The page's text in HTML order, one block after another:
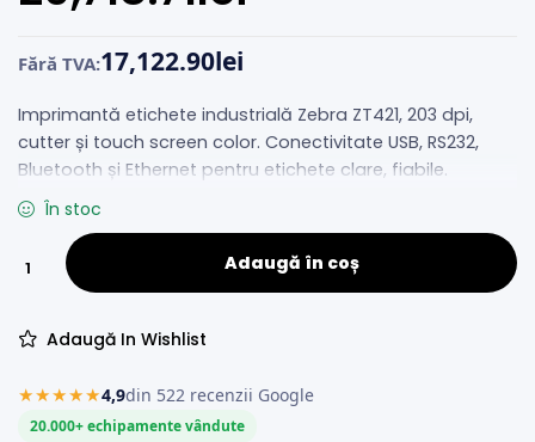
Fără TVA:17,122.90lei
Imprimantă etichete industrială Zebra ZT421, 203 dpi,
cutter și touch screen color. Conectivitate USB, RS232,
Bluetooth și Ethernet pentru etichete clare, fiabile.
În stoc
Adaugă în coș
Adaugă In Wishlist
★★★★★4,9din 522 recenzii Google
20.000+ echipamente vândute